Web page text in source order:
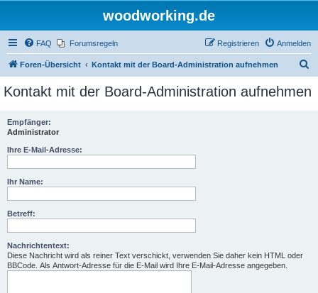
woodworking.de
FAQ Forumsregeln Anmelden
Registrieren
Foren-Übersicht Kontakt mit der Board-Administration aufnehmen
c
Kontakt mit der Board-Administration aufnehmen
Empfänger:
Administrator
Ihre E-Mail-Adresse:
Ihr Name:
Betreff:
Nachrichtentext:
Diese Nachricht wird als reiner Text verschickt, verwenden Sie daher kein HTML oder
BBCode. Als Antwort-Adresse für die E-Mail wird Ihre E-Mail-Adresse angegeben.